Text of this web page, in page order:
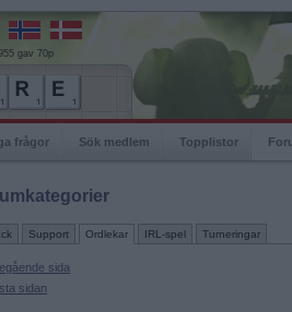
gav 70p
frågor Sök medlem Topplistor
Support Ordlekar IRL-spel Turneringar
sida
sidan